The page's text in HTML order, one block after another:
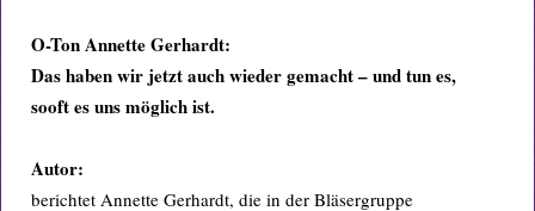
O-Ton Annette Gerhardt:
Das haben wir jetzt auch wieder gemacht – und tun es,
sooft es uns möglich ist.
Autor:
berichtet Annette Gerhardt, die in der Bläsergruppe